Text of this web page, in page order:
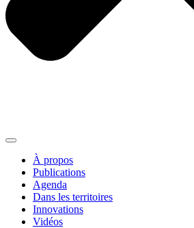
À propos
Publications
Agenda
Dans les territoires
Innovations
Vidéos